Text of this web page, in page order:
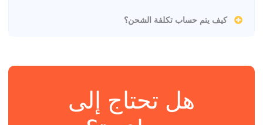
كيف يتم حساب تكلفة الشحن؟
هل تحتاج إلى